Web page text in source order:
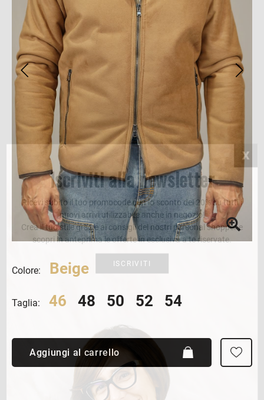
Colore: Beige
Taglia: 46 48 50 52 54
Aggiungi al carrello
Iscriviti alla newsletter
Ricevi subito il tuo promocode con lo sconto del 20% su tutti i
nuovi arrivi utilizzabile anche in negozio!
Crea il tuo stile grazie ai consigli dei nostri personal shopper e
scopri in anteprima le offerte in esclusiva a te riservate.
ISCRIVITI